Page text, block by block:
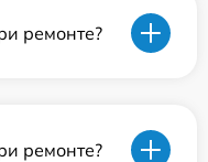
ремонте?
ремонте?